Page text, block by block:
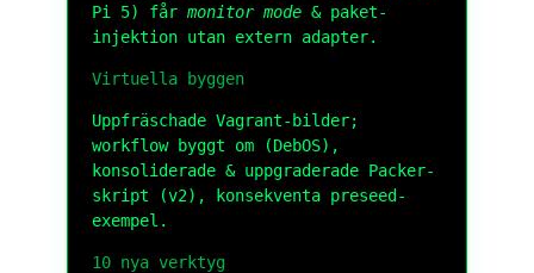
Pi 5) får monitor mode & paket-
injektion utan extern adapter.
Virtuella byggen
Uppfräschade Vagrant-bilder;
workflow byggt om (DebOS),
konsoliderade & uppgraderade Packer-
skript (v2), konsekventa preseed-
exempel.
10 nya verktyg